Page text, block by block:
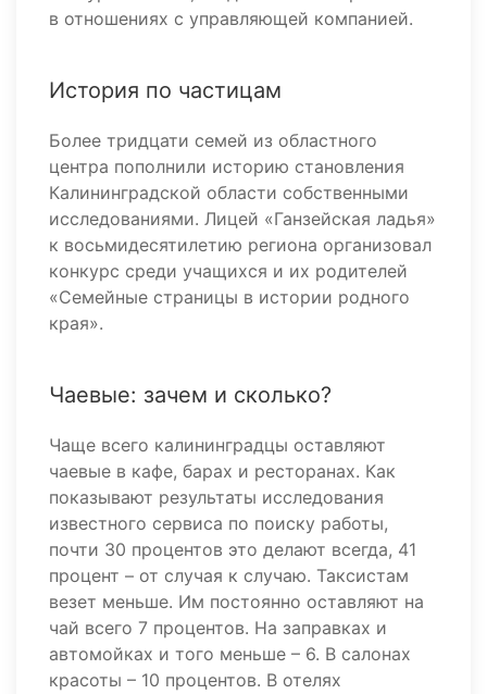
в отношениях с управляющей компанией.
История по частицам
Более тридцати семей из областного
центра пополнили историю становления
Калининградской области собственными
исследованиями. Лицей «Ганзейская ладья»
к восьмидесятилетию региона организовал
конкурс среди учащихся и их родителей
«Семейные страницы в истории родного
края».
Чаевые: зачем и сколько?
Чаще всего калининградцы оставляют
чаевые в кафе, барах и ресторанах. Как
показывают результаты исследования
известного сервиса по поиску работы,
почти 30 процентов это делают всегда, 41
процент – от случая к случаю. Таксистам
везет меньше. Им постоянно оставляют на
чай всего 7 процентов. На заправках и
автомойках и того меньше – 6. В салонах
красоты – 10 процентов. В отелях